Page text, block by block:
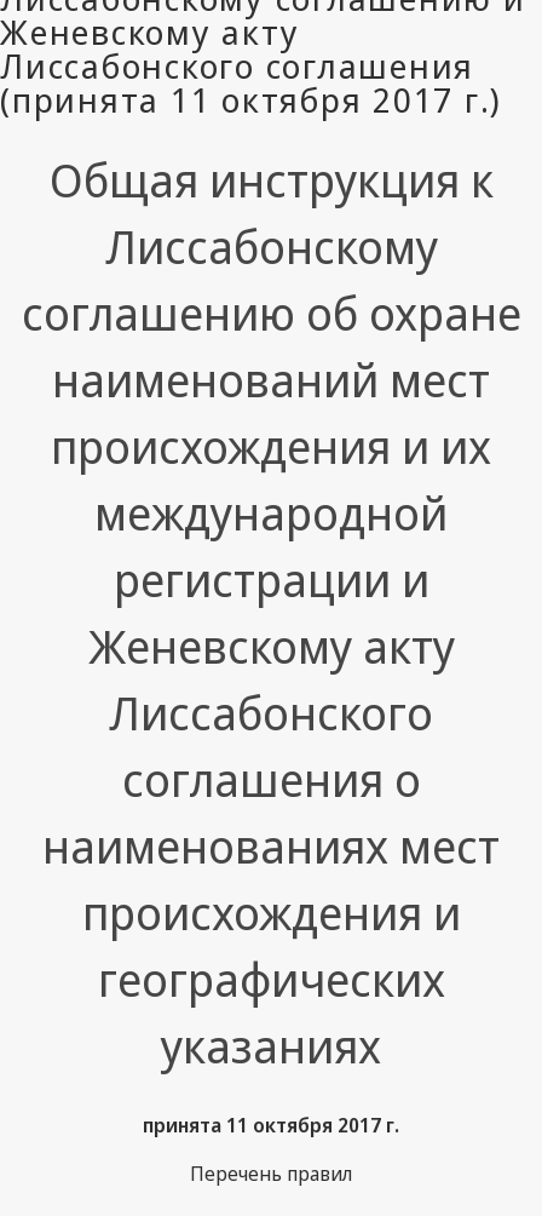
Общая инструкция к
Лиссабонскому
соглашению об охране
наименований мест
происхождения и их
международной
регистрации и
Женевскому акту
Лиссабонского
соглашения о
наименованиях мест
происхождения и
географических
указаниях
принята 11 октября 2017 г.
Перечень правил